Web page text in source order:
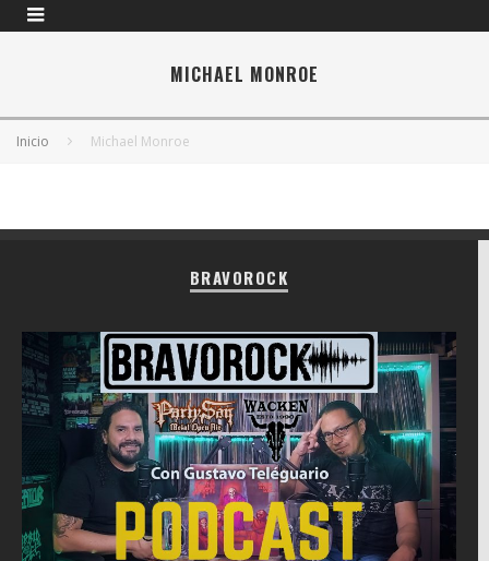
MICHAEL MONROE
Inicio Michael Monroe
BRAVOROCK